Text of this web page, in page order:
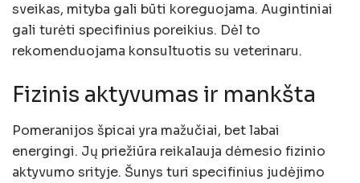
sveikas, mityba gali būti koreguojama. Augintiniai
gali turėti specifinius poreikius. Dėl to
rekomenduojama konsultuotis su veterinaru.
Fizinis aktyvumas ir mankšta
Pomeranijos špicai yra mažučiai, bet labai
energingi. Jų priežiūra reikalauja dėmesio fizinio
aktyvumo srityje. Šunys turi specifinius judėjimo